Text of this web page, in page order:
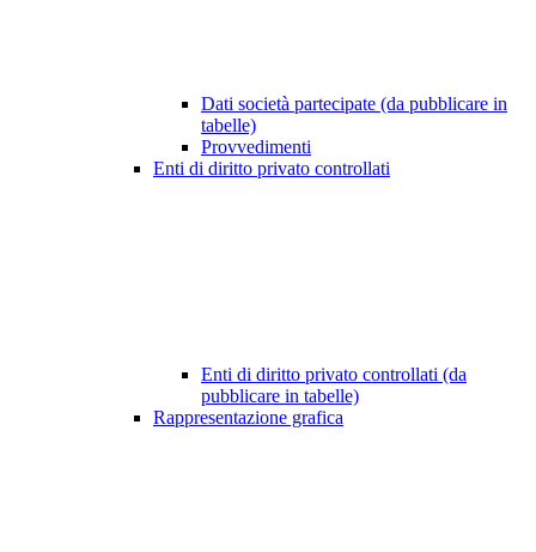
Dati società partecipate (da pubblicare in
tabelle)
Provvedimenti
Enti di diritto privato controllati
Enti di diritto privato controllati (da
pubblicare in tabelle)
Rappresentazione grafica